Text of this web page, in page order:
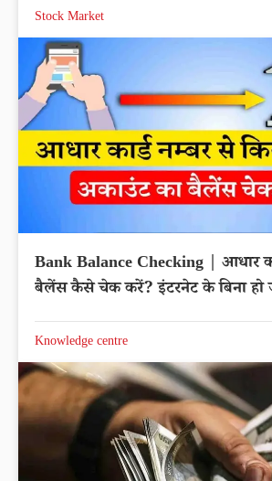
Stock Market
Bank Balance Checking | आधार
बैलेंस कैसे चेक करें? इंटरनेट के बिना हो
Knowledge centre